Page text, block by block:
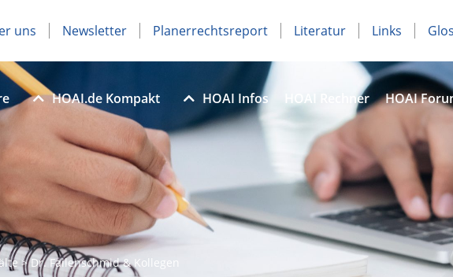
uns Newsletter Planerrechtsreport Literatur Links
HOAI.de Kompakt HOAI Infos HOAI Rechner HOAI
>Dr. Failenschmid & Kollegen